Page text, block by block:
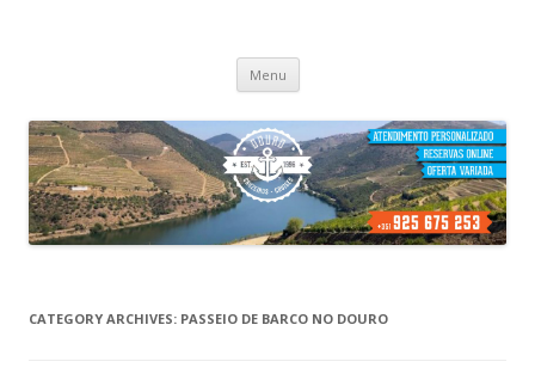
Menu Skip
content
CATEGORY ARCHIVES: PASSEIO DE BARCO NO DOURO